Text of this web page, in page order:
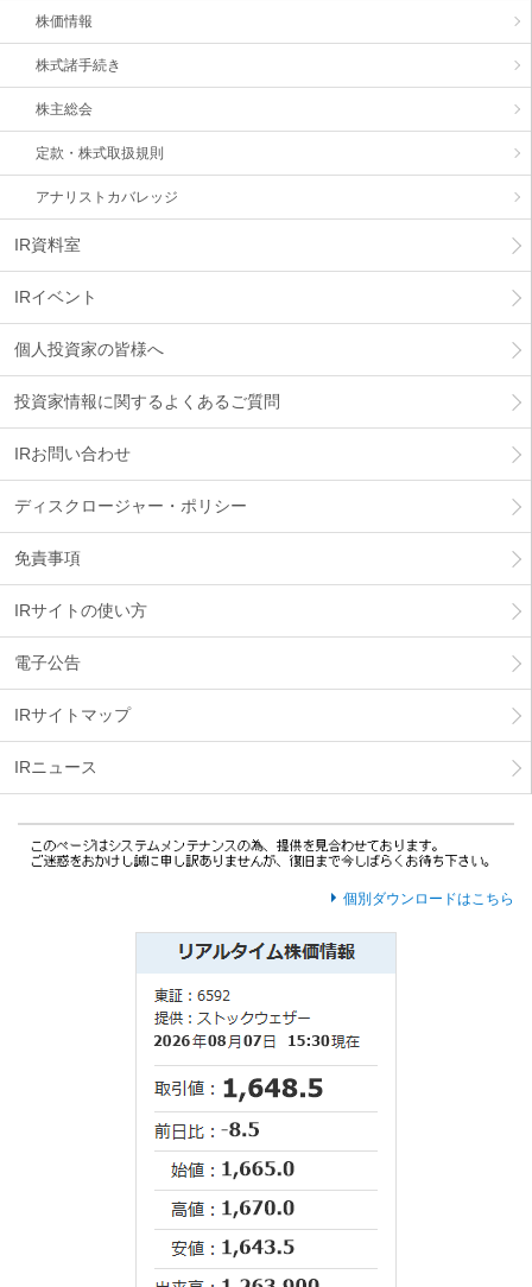
株価情報
株式諸手続き
株主総会
定款・株式取扱規則
アナリストカバレッジ
IR資料室
IRイベント
個人投資家の皆様へ
投資家情報に関するよくあるご質問
IRお問い合わせ
ディスクロージャー・ポリシー
免責事項
IRサイトの使い方
電子公告
IRサイトマップ
IRニュース
個別ダウンロードはこちら